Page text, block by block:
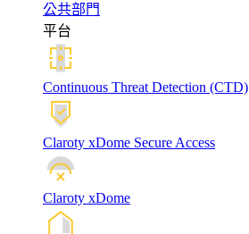
公共部門
平台
Continuous Threat Detection (CTD)
Claroty xDome Secure Access
Claroty xDome